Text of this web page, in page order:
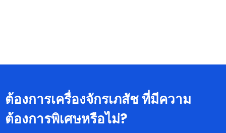
ต้องการเครื่องจักรเภสัช ที่มีความ
ต้องการพิเศษหรือไม่?